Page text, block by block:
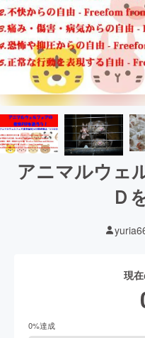
アニマルウェ
Ｄ
現
0%達成